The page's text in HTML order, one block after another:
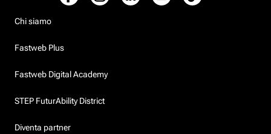
Chi siamo
Fastweb Plus
Fastweb Digital Academy
STEP FuturAbility District
Diventa partner